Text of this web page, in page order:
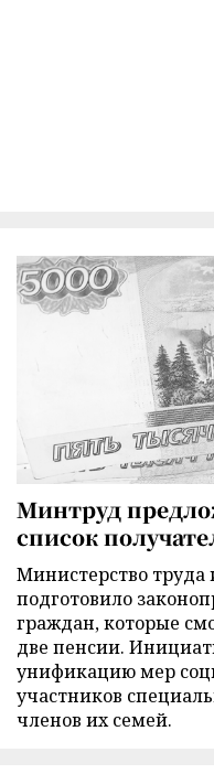
Минтруд
список
Министерство
подготовило
граждан, которые
две пенсии.
унификацию мер
участников
членов их семей.